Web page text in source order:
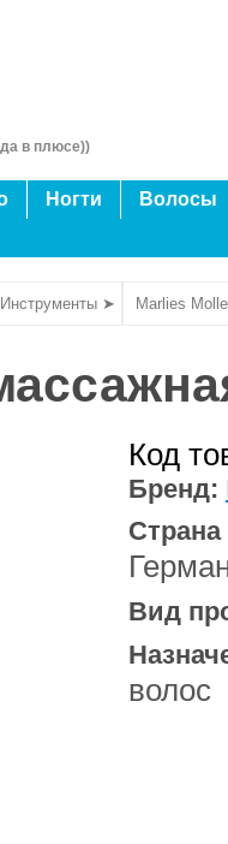
в плюсе))
Ногти
Волосы
➤ Marlies
Код
Бренд:
Вид
волос